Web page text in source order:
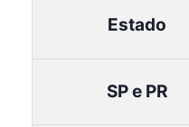
Estado
SP e PR